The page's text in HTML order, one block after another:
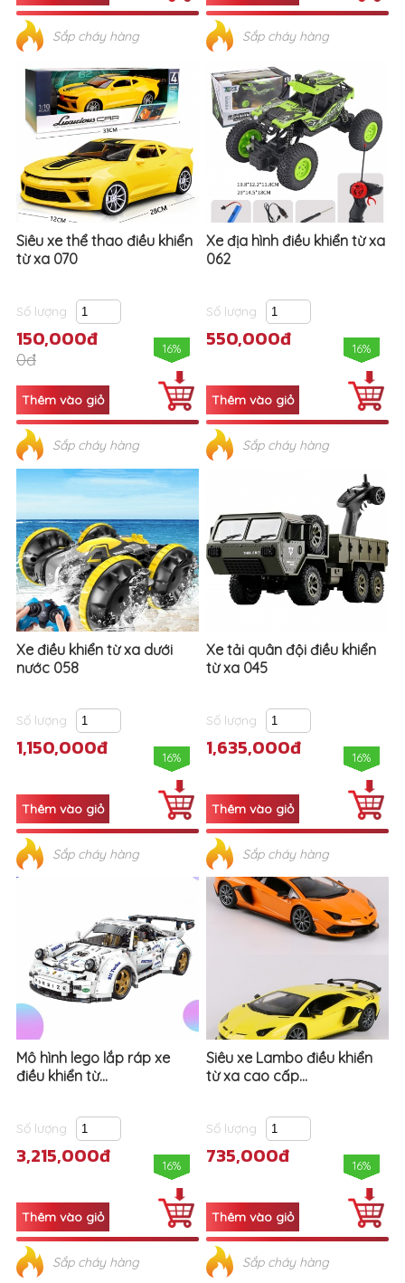
Sắp cháy hàng Sắp cháy hàng
Siêu xe thể thao điều khiển
từ xa 070
Số lượng
150,000đ
0đ
16%
Sắp cháy hàng
Xe địa hình điều khiển từ xa
062
Số lượng
550,000đ 16%
Sắp cháy hàng
Xe điều khiển từ xa dưới
nước 058
Số lượng
1,150,000đ 16%
Sắp cháy hàng
Xe tải quân đội điều khiển
từ xa 045
Số lượng
1,635,000đ 16%
Sắp cháy hàng
Mô hình lego lắp ráp xe
điều khiển từ...
Số lượng
3,215,000đ 16%
Sắp cháy hàng
Siêu xe Lambo điều khiển
từ xa cao cấp...
Số lượng
735,000đ 16%
Sắp cháy hàng